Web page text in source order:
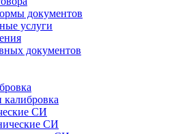
документов
услуги
документов
калибровка
СИ
СИ